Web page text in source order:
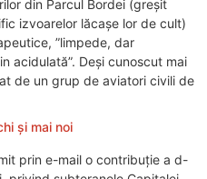
din Parcul Bordei (greșit
izvoarelor lăcașe lor de cult)
”limpede, dar
acidulată”. Deși cunoscut mai
de un grup de aviatori civili de
și mai noi
prin e-mail o contribuţie a d-